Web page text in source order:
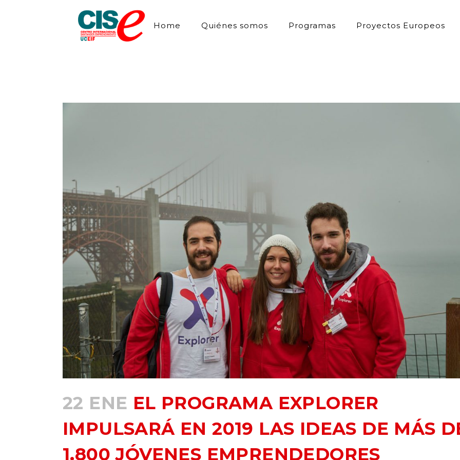
Home Quiénes somos Programas Proyectos Europeos
22 ENE EL PROGRAMA EXPLORER
IMPULSARÁ EN 2019 LAS IDEAS DE MÁS
1.800 JÓVENES EMPRENDEDORES